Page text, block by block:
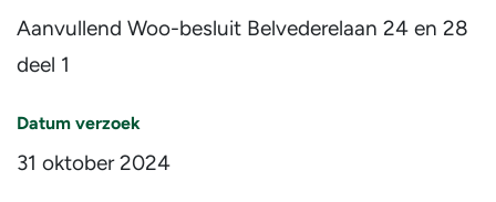
Aanvullend Woo-besluit Belvederelaan 24 en 28
deel 1
Datum verzoek
31 oktober 2024